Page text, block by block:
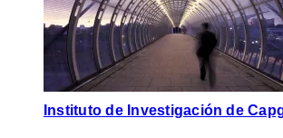
Instituto de Investigación de